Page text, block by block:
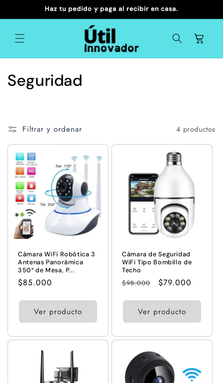
directamente
al contenido
Haz tu pedido y paga al recibir en casa.
Carrito
C
e
c
c
ó
n
Seguridad
Filtrar y ordenar 4 productos
Cámara WiFi Robótica 3
Antenas Panorámica
350° de Mesa, P...
Precio
$85.000
Ver producto
Cámara de Seguridad
WiFi Tipo Bombillo de
Techo
Precio
$98.000
Precio
oferta
$79.000
Ver producto